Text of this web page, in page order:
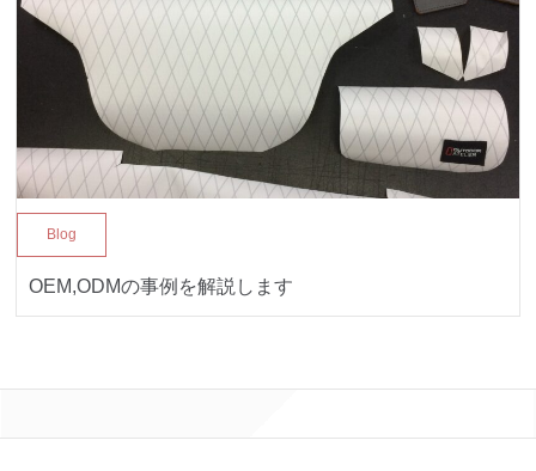
Blog
OEM,ODMの事例を解説します